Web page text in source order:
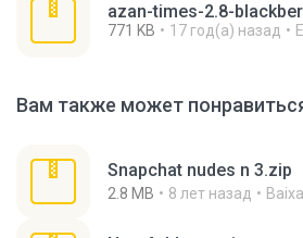
azan-times-2.8-
771 KB 17 год(а) назад
Вам также может
Snapchat nudes n 3.zip
2.8 MB 8 лет назад